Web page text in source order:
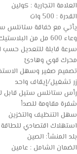
العلامة التجارية : كولين
القدرة : 500 وات
يأتي مع خفاقة ستانلس
وعاء 600 مل من البلاستيك القوي
سرعة قابلة للتعديل حسب
محرك قوي وهادئ
تصميم صغير وسهل
زر تشغيل/إيقاف واحد
رأس ستانلس ستيل قابل
شفرة مقاومة للصدأ
سهل التنظيف والتخزين
استهلاك اقتصادي للطاقة
بلد المنشأ: الصين
الضمان الشامل : عامين